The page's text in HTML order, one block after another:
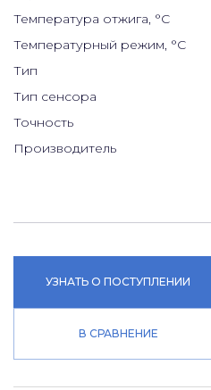
Температура отжига, °C
Температурный режим, °С
Тип
Тип сенсора
Точность
Производитель
УЗНАТЬ О ПОСТУПЛЕНИИ
В СРАВНЕНИЕ